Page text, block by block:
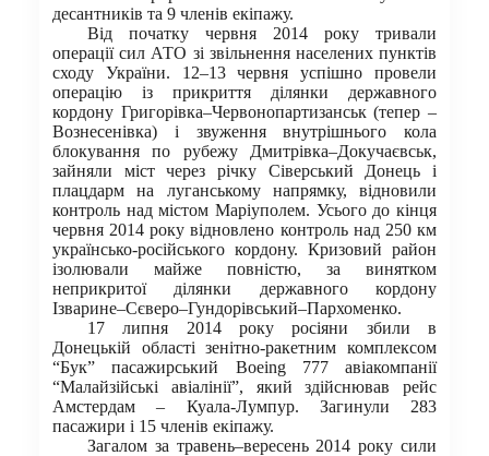
десантників та 9 членів екіпажу.
Від початку червня 2014 року тривали
операції сил АТО зі звільнення населених пунктів
сходу України. 12–13 червня успішно провели
операцію із прикриття ділянки державного
кордону Григорівка–Червонопартизанськ (тепер –
Вознесенівка) і звуження внутрішнього кола
блокування по рубежу Дмитрівка–Докучаєвськ,
зайняли міст через річку Сіверський Донець і
плацдарм на луганському напрямку, відновили
контроль над містом Маріуполем. Усього до кінця
червня 2014 року відновлено контроль над 250 км
українсько-російського кордону. Кризовий район
ізолювали майже повністю, за винятком
неприкритої ділянки державного кордону
Ізварине–Сєверо–Гундорівський–Пархоменко.
17 липня 2014 року росіяни збили в
Донецькій області зенітно-ракетним комплексом
“Бук” пасажирський Boeing 777 авіакомпанії
“Малайзійські авіалінії”, який здійснював рейс
Амстердам – Куала-Лумпур. Загинули 283
пасажири і 15 членів екіпажу.
Загалом за травень–вересень 2014 року сили